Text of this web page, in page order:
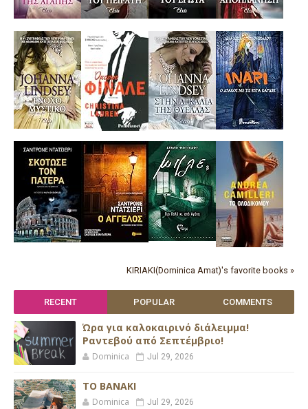
KIRIAKI(Dominica Amat)'s favorite books »
RECENT POPULAR COMMENTS
Ώρα για καλοκαιρινό διάλειμμα!
Ραντεβού από Σεπτέμβριο!
Dominica Jul 29, 2026
ΤΟ ΒΑΝΑΚΙ
Dominica Jul 29, 2026